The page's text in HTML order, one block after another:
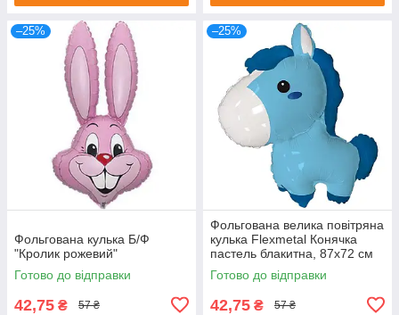
–25%
Фольгована кулька Б/Ф
"Кролик рожевий"
Готово до відправки
42,75 ₴ 57 ₴
–25%
Фольгована велика повітряна
кулька Flexmetal Конячка
пастель блакитна, 87х72 см
Готово до відправки
42,75 ₴ 57 ₴